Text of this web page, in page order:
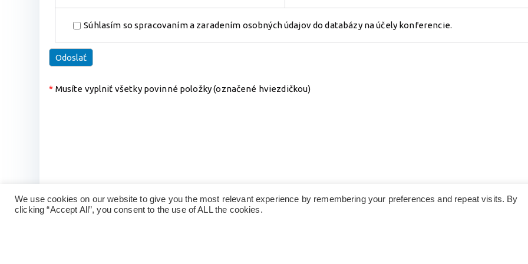
Súhlasím so spracovaním a zaradením osobných údajov do databázy na účely konferencie.
* Musíte vyplniť všetky povinné položky (označené hviezdičkou)
Copyright © 2026
We use cookies on our website to give you the most relevant experience by remembering your preferences and repeat visits. By
clicking “Accept All”, you consent to the use of ALL the cookies.